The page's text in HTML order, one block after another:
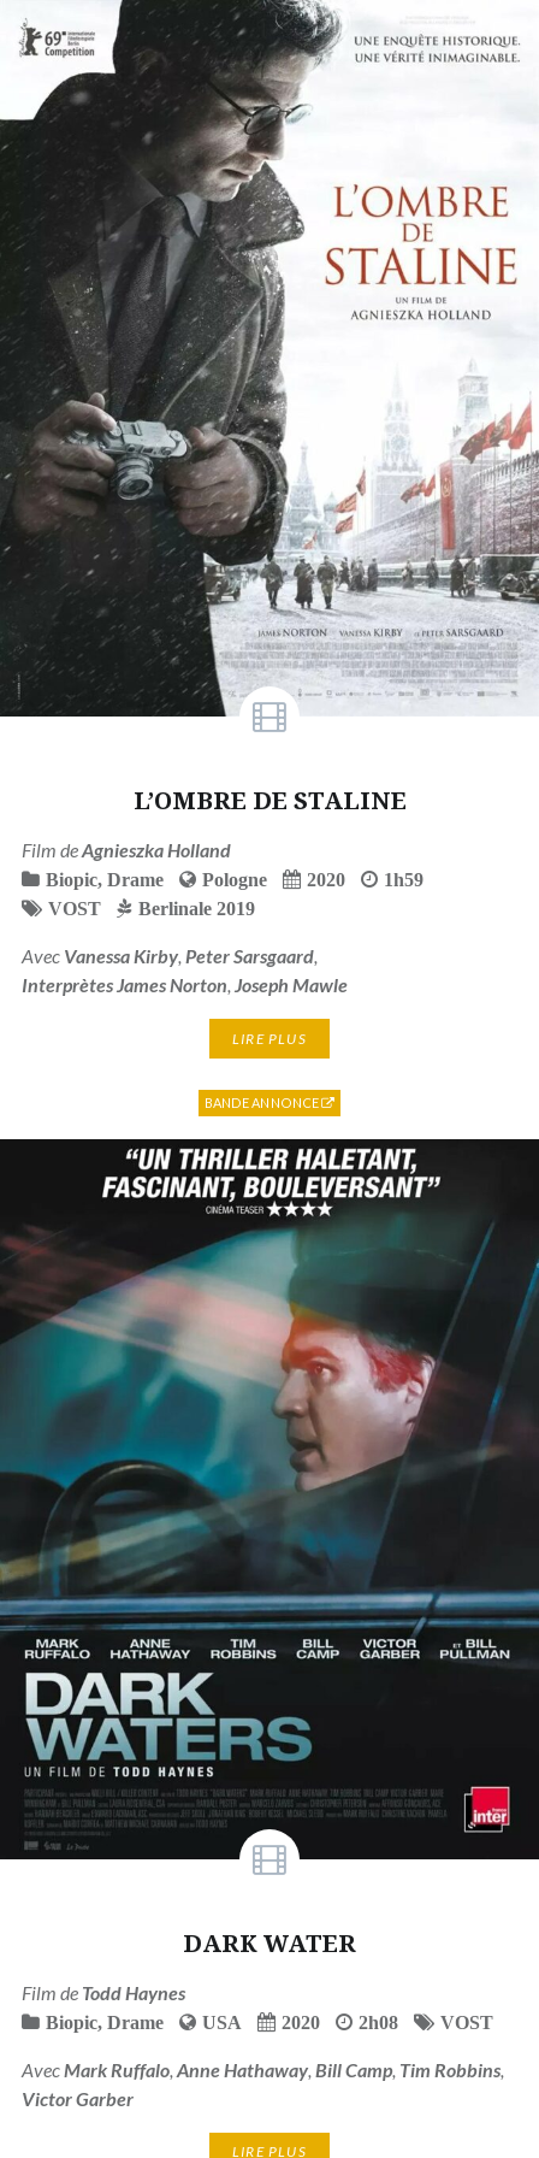
L’OMBRE DE STALINE
Film deAgnieszka Holland
Biopic, Drame Pologne 2020
1h59
VOST
Berlinale 2019
Avec Vanessa Kirby, Peter Sarsgaard,
Interprètes James Norton, Joseph Mawle
LIRE PLUS
BANDE ANNONCE
DARK WATER
Film de Todd Haynes
Biopic, Drame USA 2020 2h08 VOST
AvecMark Ruffalo, Anne Hathaway, Bill Camp, Tim Robbins,
Victor Garber
LIRE PLUS